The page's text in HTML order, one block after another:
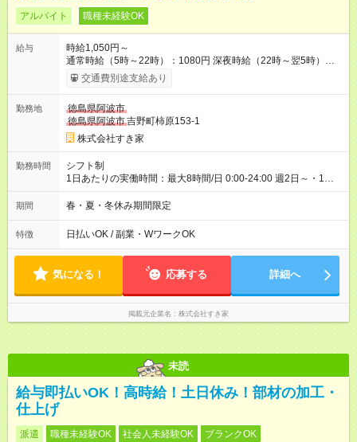
アルバイト 職種未経験OK
給与
時給1,050円～
通常時給（5時～22時）：1080円 深夜時給（22時～翌5時）：
1350円 高校生時給：1050円 【特別手当】早朝手当（5：00-9：
00）時給+150円 【試用期間】試用期間あり 試用期間の長さ：1
30日（※条件変更なし）ですが、切り上げで一ヶ月とさせてい
ただきます。 研修制度あり：15時間(研修中も同時給）
交通費別途支給あり
勤務地
徳島県阿波市
徳島県阿波市吉野町柿原153-1
株式会社すき家
勤務時間
シフト制
1日あたりの実働時間：最大8時間/日 0:00-24:00 週2日～・1日
2h～OK ＜シフト例＞ 〇朝帯 5:00-9:00 〇昼帯 9:00-14:00 〇午
後帯 14:00-18:00 〇夜帯 18:00-22:00 〇深夜帯 22:00-翌5:00 基
ます♪
期間 春・夏・冬休み期間限定
特徴 日払いOK / 副業・WワークOK
気になる！ 応募する 詳細へ
掲載元企業名 株式会社すき家
未読
給与即払いOK！高時給！土日休み！部材の加工・
仕上げ
派遣 職種未経験OK 社会人未経験OK
ブランクOK